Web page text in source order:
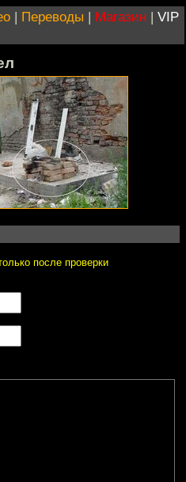
| Переводы | Магазин | VIP
после проверки